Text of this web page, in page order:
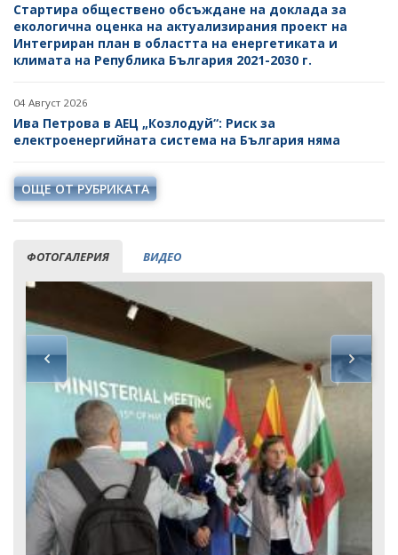
Стартира обществено обсъждане на доклада за
екологична оценка на актуализирания проект на
Интегриран план в областта на енергетиката и
климата на Република България 2021-2030 г.
04 Август 2026
Ива Петрова в АЕЦ „Козлодуй“: Риск за
електроенергийната система на България няма
ОЩЕ ОТ РУБРИКАТА
ФОТОГАЛЕРИЯ ВИДЕО